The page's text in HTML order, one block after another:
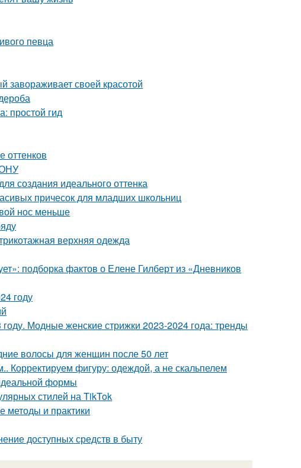
певца
завораживает своей красотой
простой гид
оттенков
создания идеального оттенка
причесок для младших школьниц
нос меньше
верхняя одежда
подборка фактов о Елене Гилберт из «Дневников
году
Модные женские стрижки 2023-2024 года: тренды
волосы для женщин после 50 лет
Корректируем фигуру: одеждой, а не скальпелем
формы
стилей на TikTok
методы и практики
доступных средств в быту